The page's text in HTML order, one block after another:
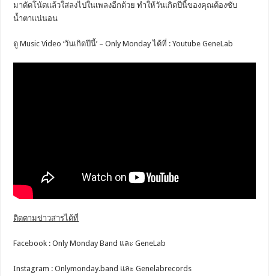
มาดัดโน้ตแล้วใส่ลงไปในเพลงอีกด้วย ทำให้วันเกิดปีนี้ของคุณต้องซับ
น้ำตาแน่นอน
ดู Music Video ‘วันเกิดปีนี้’ – Only Monday ได้ที่ : Youtube GeneLab
ติดตามข่าวสารได้ที่
Facebook : Only Monday Band และ GeneLab
Instagram : Onlymonday.band และ Genelabrecords